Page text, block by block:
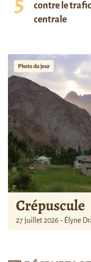
contre le
centrale
Photo du jour
Crépuscule
27 juillet 2026 - Élyne